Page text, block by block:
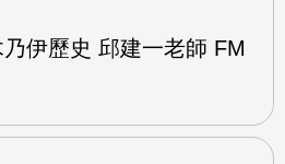
伊歷史 邱建一老師 FM